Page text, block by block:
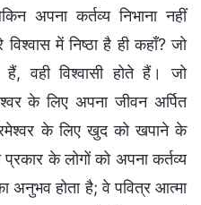
अपना कर्तव्य निभाना नहीं
में निष्ठा है ही कहाँ? जो
हैं, वही विश्वासी होते हैं। जो
के लिए अपना जीवन अर्पित
के लिए खुद को खपाने के
के लोगों को अपना कर्तव्य
अनुभव होता है; वे पवित्र आत्मा